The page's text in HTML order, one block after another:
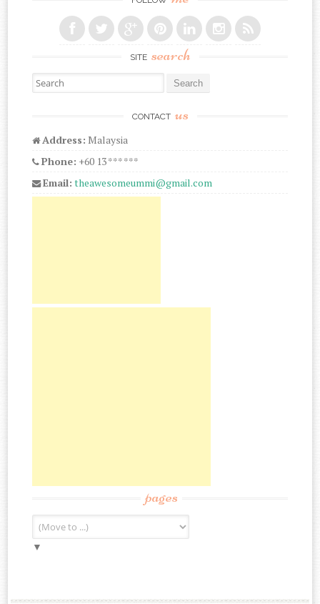
SITE search
Search for:
CONTACT us
Address: Malaysia
Phone: +60 13 *** ***
Email: theawesomeummi@gmail.com
pages
▼